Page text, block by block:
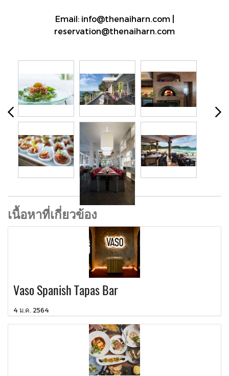
Email: info@thenaiharn.com |
reservation@thenaiharn.com
เนื้อหาที่เกี่ยวข้อง
Vaso Spanish Tapas Bar
4 ม.ค. 2564